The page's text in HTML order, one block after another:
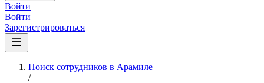
Войти
Войти
Зарегистрироваться
Поиск сотрудников в Арамиле
/